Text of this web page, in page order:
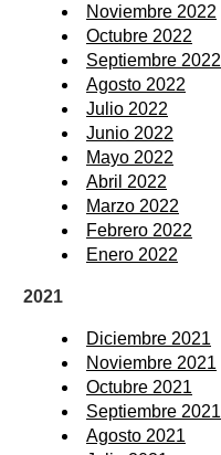
Noviembre 2022
Octubre 2022
Septiembre 2022
Agosto 2022
Julio 2022
Junio 2022
Mayo 2022
Abril 2022
Marzo 2022
Febrero 2022
Enero 2022
2021
Diciembre 2021
Noviembre 2021
Octubre 2021
Septiembre 2021
Agosto 2021